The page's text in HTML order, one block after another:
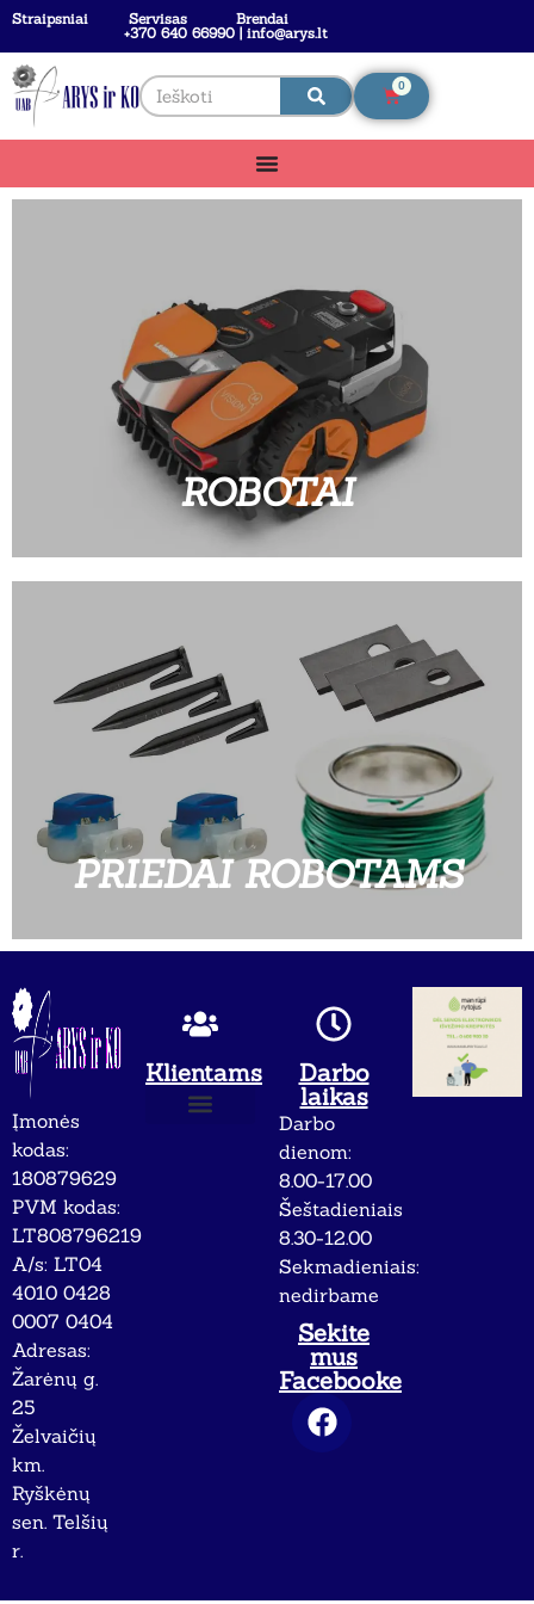
Straipsniai Servisas
Brendai
+370 640 66990 | info@arys.lt
0
ROBOTAI
PRIEDAI ROBOTAMS
Įmonės
kodas:
180879629
PVM kodas:
LT808796219
A/s: LT04
4010 0428
0007 0404
Adresas:
Žarėnų g.
25
Želvaičių
km.
Ryškėnų
sen. Telšių
r.
Klientams
Darbo
laikas
Darbo
dienom:
8.00-17.00
Šeštadieniais
8.30-12.00
Sekmadieniais:
nedirbame
Sekite
mus
Facebooke